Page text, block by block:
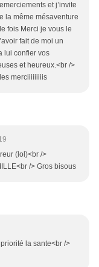
et j’invite
la même mésaventure
fois Merci je vous le
fait de moi un
lui confier vos
et heureux.<br />
merciiiiiiiiis
(lol)<br />
/> Gros bisous
la sante<br />